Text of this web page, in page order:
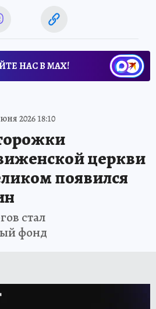
НАС В МАХ!
2026 18:10
церкви
появился
стал
фонд